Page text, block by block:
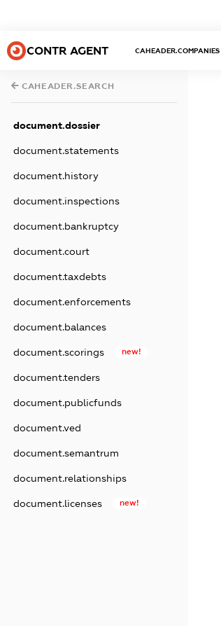
CONTR AGENT CAHEADER.COMPANIES
CAHEADER.SEARCH
document.dossier
document.statements
document.history
document.inspections
document.bankruptcy
document.court
document.taxdebts
document.enforcements
document.balances
document.scorings new!
document.tenders
document.publicfunds
document.ved
document.semantrum
document.relationships
document.licenses new!